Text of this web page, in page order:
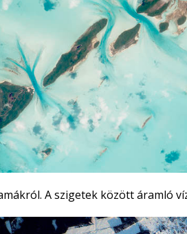
A szigetek között áramló